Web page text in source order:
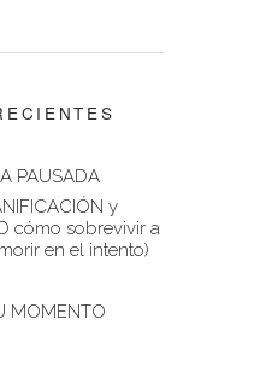
PAUSADA
y
cómo sobrevivir a
en el intento)
MOMENTO